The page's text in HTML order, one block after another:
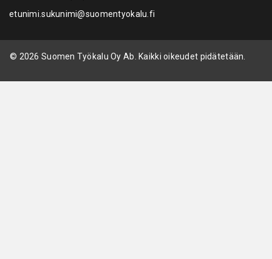
etunimi.sukunimi@suomentyokalu.fi
© 2026 Suomen Työkalu Oy Ab. Kaikki oikeudet pidätetään.